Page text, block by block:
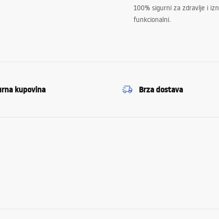
100% sigurni za zdravlje i
funkcionalni.
kupovina Brza dostava